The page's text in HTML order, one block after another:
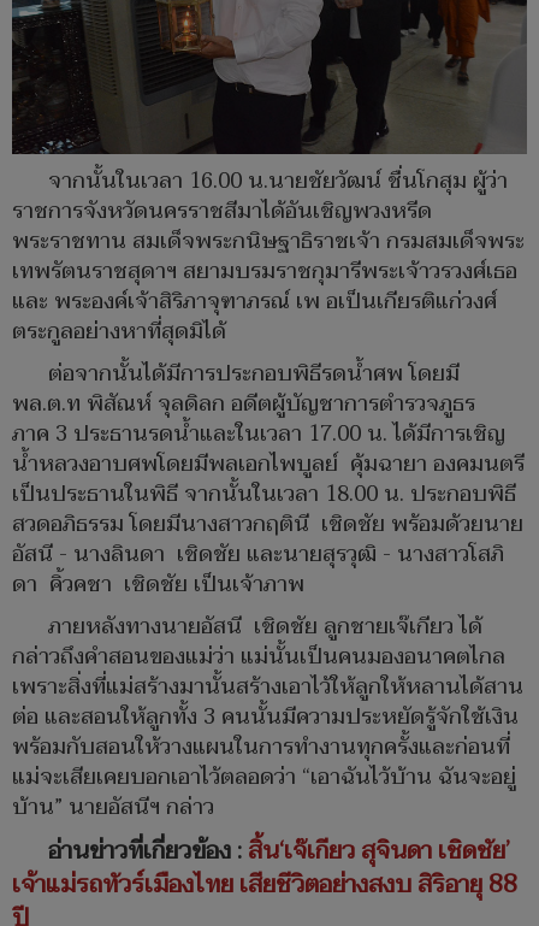
จากนั้นในเวลา 16.00 น.นายชัยวัฒน์ ชื่นโกสุม ผู้ว่า
ราชการจังหวัดนครราชสีมาได้อันเชิญพวงหรีด
พระราชทาน สมเด็จพระกนิษฐาธิราชเจ้า กรมสมเด็จพระ
เทพรัตนราชสุดาฯ สยามบรมราชกุมารีพระเจ้าวรวงศ์เธอ
และ พระองค์เจ้าสิริภาจุฑาภรณ์ เพ อเป็นเกียรติแก่วงศ์
ตระกูลอย่างหาที่สุดมิได้
ต่อจากนั้นได้มีการประกอบพิธีรดน้ำศพ โดยมี
พล.ต.ท พิสัณห์ จุลดิลก อดีตผู้บัญชาการตำรวจภูธร
ภาค 3 ประธานรดน้ำและในเวลา 17.00 น. ได้มีการเชิญ
น้ำหลวงอาบศพโดยมีพลเอกไพบูลย์ คุ้มฉายา องคมนตรี
เป็นประธานในพิธี จากนั้นในเวลา 18.00 น. ประกอบพิธี
สวดอภิธรรม โดยมีนางสาวกฤตินี เชิดชัย พร้อมด้วยนาย
อัสนี - นางลินดา เชิดชัย และนายสุรวุฒิ - นางสาวโสภิ
ดา คิ้วคชา เชิดชัย เป็นเจ้าภาพ
ภายหลังทางนายอัสนี เชิดชัย ลูกชายเจ๊เกียว ได้
กล่าวถึงคำสอนของแม่ว่า แม่นั้นเป็นคนมองอนาคตไกล
เพราะสิ่งที่แม่สร้างมานั้นสร้างเอาไว้ให้ลูกให้หลานได้สาน
ต่อ และสอนให้ลูกทั้ง 3 คนนั้นมีความประหยัดรู้จักใช้เงิน
พร้อมกับสอนให้วางแผนในการทำงานทุกครั้งและก่อนที่
แม่จะเสียเคยบอกเอาไว้ตลอดว่า “เอาฉันไว้บ้าน ฉันจะอยู่
บ้าน” นายอัสนีฯ กล่าว
อ่านข่าวที่เกี่ยวข้อง :สิ้น‘เจ๊เกียว สุจินดา เชิดชัย’
เจ้าแม่รถทัวร์เมืองไทย เสียชีวิตอย่างสงบ สิริอายุ 88